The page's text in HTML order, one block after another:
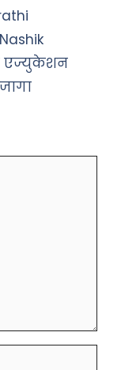
एज्युकेशन